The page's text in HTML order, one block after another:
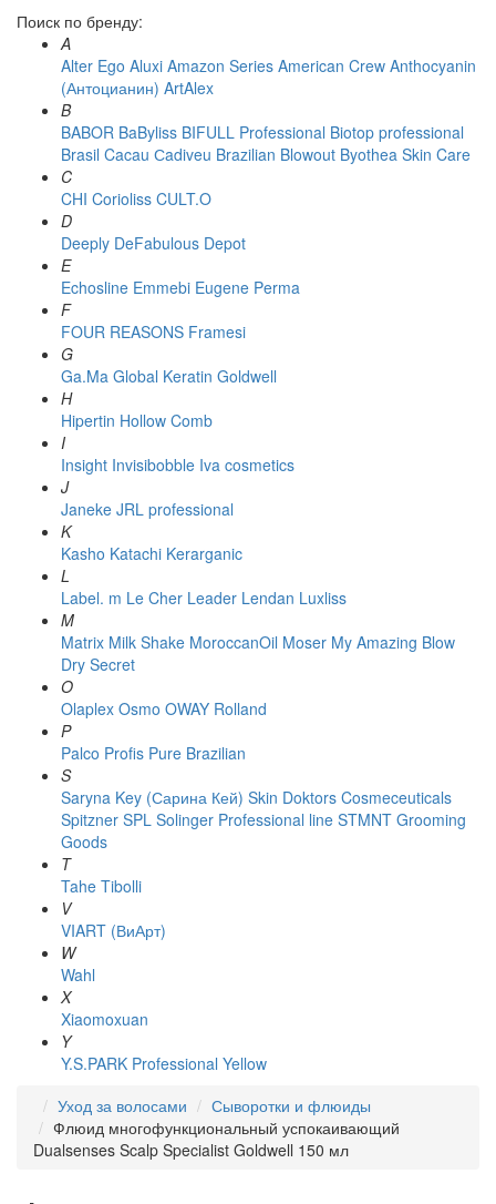
Поиск по бренду:
A
Alter Ego Aluxi Amazon Series American Crew Anthocyanin
(Антоцианин) ArtAlex
B
BABOR BaByliss BIFULL Professional Biotop professional
Brasil Cacau Сadiveu Brazilian Blowout Byothea Skin Care
C
CHI Corioliss CULT.O
D
Deeply DeFabulous Depot
E
Echosline Emmebi Eugene Perma
F
FOUR REASONS Framesi
G
Ga.Ma Global Keratin Goldwell
H
Hipertin Hollow Comb
I
Insight Invisibobble Iva cosmetics
J
Janeke JRL professional
K
Kasho Katachi Kerarganic
L
Label. m Le Cher Leader Lendan Luxliss
M
Matrix Milk Shake MoroccanOil Moser My Amazing Blow
Dry Secret
O
Olaplex Osmo OWAY Rolland
P
Palco Profis Pure Brazilian
S
Saryna Key (Сарина Кей) Skin Doktors Cosmeceuticals
Spitzner SPL Solinger Professional line STMNT Grooming
Goods
T
Tahe Tibolli
V
VIART (ВиАрт)
W
Wahl
X
Xiaomoxuan
Y
Y.S.PARK Professional Yellow
Уход за волосами
Сыворотки и флюиды
Флюид многофункциональный успокаивающий
Dualsenses Scalp Specialist Goldwell 150 мл